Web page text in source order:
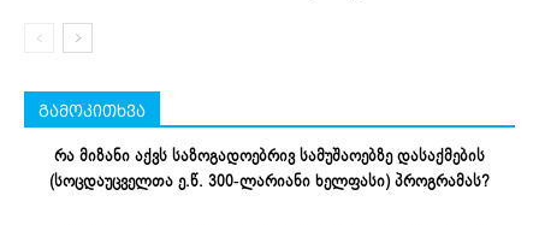
გამოკითხვა
რა მიზანი აქვს საზოგადოებრივ სამუშაოებზე დასაქმების
(სოცდაუცველთა ე.წ. 300-ლარიანი ხელფასი) პროგრამას?